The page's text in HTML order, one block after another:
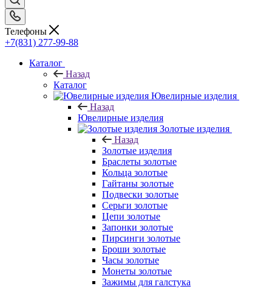
Телефоны
+7(831) 277-99-88
Каталог
Назад
Каталог
Ювелирные изделия
Назад
Ювелирные изделия
Золотые изделия
Назад
Золотые изделия
Браслеты золотые
Кольца золотые
Гайтаны золотые
Подвески золотые
Серьги золотые
Цепи золотые
Запонки золотые
Пирсинги золотые
Броши золотые
Часы золотые
Монеты золотые
Зажимы для галстука